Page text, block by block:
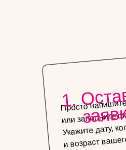
Просто
или заполните
Укажите дату,
и возраст